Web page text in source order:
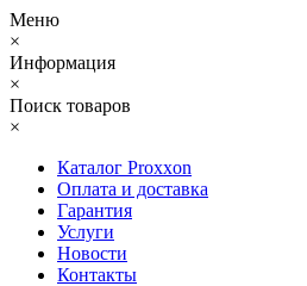
Меню
×
Информация
×
Поиск товаров
×
Каталог Proxxon
Оплата и доставка
Гарантия
Услуги
Новости
Контакты